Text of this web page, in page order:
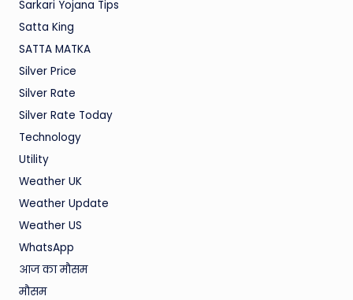
Sarkari Yojana Tips
Satta King
SATTA MATKA
Silver Price
Silver Rate
Silver Rate Today
Technology
Utility
Weather UK
Weather Update
Weather US
WhatsApp
आज का मौसम
मौसम